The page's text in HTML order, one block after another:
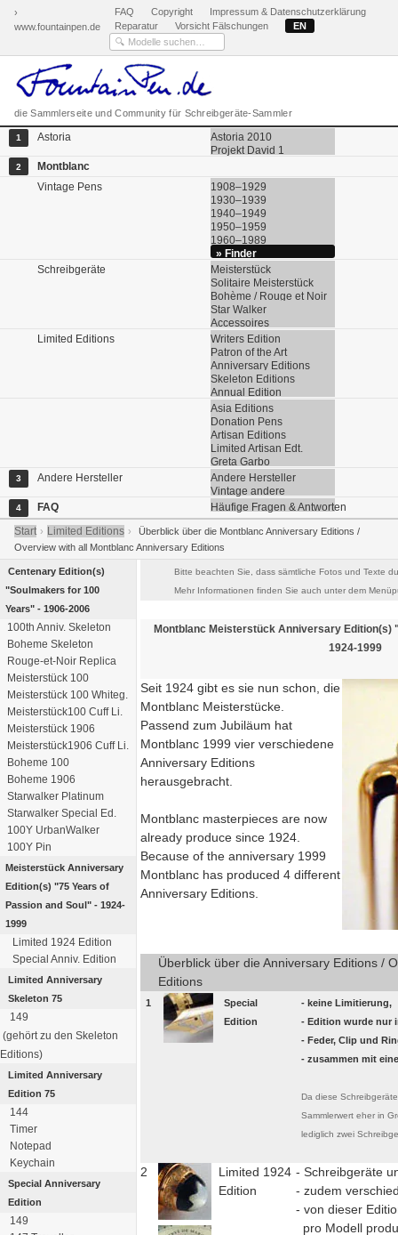
›
www.fountainpen.de
FAQ Copyright
Impressum & Datenschutzerklärung
Reparatur
Vorsicht Fälschungen EN
die Sammlerseite und Community für Schreibgeräte-Sammler
1 Astoria
Astoria 2010
Projekt David 1
2
Montblanc
Vintage Pens
1908–1929
1930–1939
1940–1949
1950–1959
1960–1989
» Finder
Schreibgeräte
Meisterstück
Solitaire Meisterstück
Bohème / Rouge et Noir
Star Walker
Accessoires
Limited Editions
Writers Edition
Patron of the Art
Anniversary Editions
Skeleton Editions
Annual Edition
Asia Editions
Donation Pens
Artisan Editions
Limited Artisan Edt.
Greta Garbo
3 Andere Hersteller
Andere Hersteller
Vintage andere
4 FAQ
Häufige Fragen & Antworten
Start › Limited Editions ›
Überblick über die Montblanc Anniversary Editions /
Overview with all Montblanc Anniversary Editions
Centenary Edition(s)
"Soulmakers for 100
Years" - 1906-2006
100th Anniv. Skeleton
Boheme Skeleton
Rouge-et-Noir Replica
Meisterstück 100
Meisterstück 100 Whiteg.
Meisterstück100 Cuff Li.
Meisterstück 1906
Meisterstück1906 Cuff Li.
Boheme 100
Boheme 1906
Starwalker Platinum
Starwalker Special Ed.
100Y UrbanWalker
100Y Pin
Meisterstück Anniversary
Edition(s) "75 Years of
Passion and Soul" - 1924-
1999
Limited 1924 Edition
Special Anniv. Edition
Limited Anniversary
Skeleton 75
149
(gehört zu den Skeleton
Editions)
Limited Anniversary
Edition 75
144
Timer
Notepad
Keychain
Special Anniversary
Edition
149
Bitte beachten Sie, dass sämtliche Fotos und Texte
Mehr Informationen finden Sie auch unter dem
MontblancMeisterstück Anniversary Edition(s)
1924-1999
Seit 1924 gibt es sie nun schon, die
Montblanc Meisterstücke.
Passend zum Jubiläum hat
Montblanc 1999 vier verschiedene
Anniversary Editions
herausgebracht.
Montblanc masterpieces are now
already produce since 1924.
Because of the anniversary 1999
Montblanc has produced 4 different
Anniversary Editions.
Überblick über die Anniversary Editions /
Editions
1
Special
Edition
- keine Limitierung,
- Edition wurde nur
- Feder, Clip und
- zusammen mit
Da diese
Sammlerwert eher in
lediglich zwei
2
Limited 1924
Edition
- Schreibgeräte
- zudem
- von dieser
pro Modell